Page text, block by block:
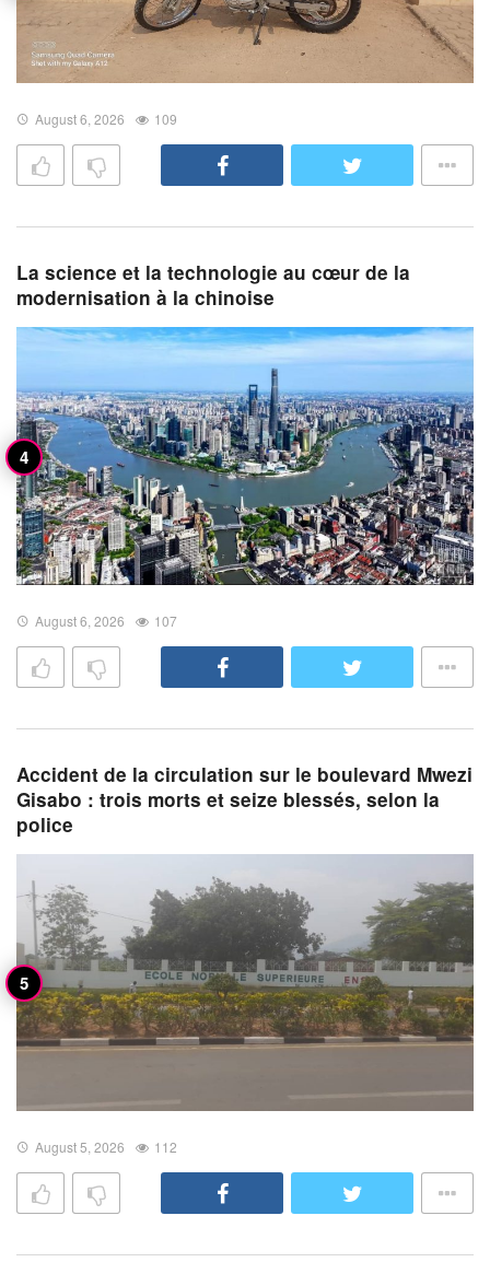
August 6, 2026 109
La science et la technologie au cœur de la
modernisation à la chinoise
August 6, 2026 107
Accident de la circulation sur le boulevard Mwezi
Gisabo : trois morts et seize blessés, selon la
police
August 5, 2026 112